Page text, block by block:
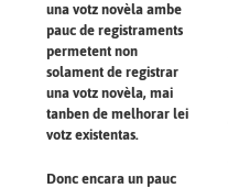
una votz novèla ambe
pauc de registraments
permetent non
solament de registrar
una votz novèla, mai
tanben de melhorar lei
votz existentas.
Donc encara un pauc